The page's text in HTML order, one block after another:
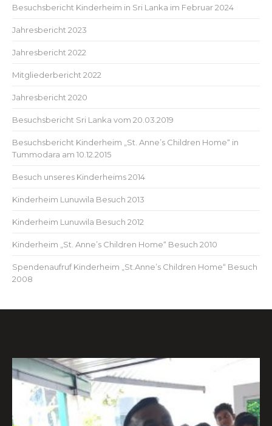
Besuchsbericht Kinderheim in Sri Lanka im Februar 2024
Jahresbericht 2023
Jahresbericht 2022
Mitgliederbericht 2022
Jahresbericht 2020
Besuchsbericht Sri Lanka vom 20.03.2019
Besuchsbericht Kinderheim „St. Anne’s Children Home“ in
Tummodara am 10.12.2015
Besuch unseres Kinderheims 2014
Kinderheim Lunuwila Besuch 2013
Kinderheim Lunuwila Besuch 2012
Kinderheim „St. Anne’s Children Home“ Besuch 2010
Spendenaufruf Kinderheim „St.Anne’s Children Home“ Besuch
2008